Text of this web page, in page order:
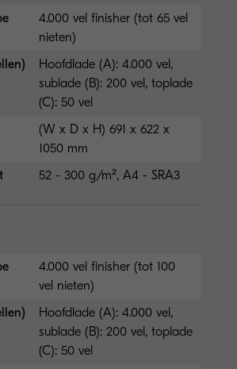
4.000 vel finisher (tot 65 vel
nieten)
Hoofdlade (A): 4.000 vel,
sublade (B): 200 vel, toplade
(C): 50 vel
(W x D x H) 691 x 622 x
1050 mm
52 - 300 g/m², A4 - SRA3
4.000 vel finisher (tot 100
vel nieten)
Hoofdlade (A): 4.000 vel,
sublade (B): 200 vel, toplade
(C): 50 vel